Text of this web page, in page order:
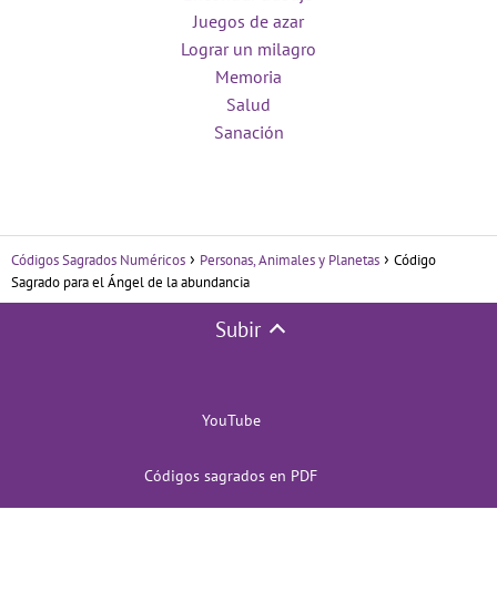
Juegos de azar
Lograr un milagro
Memoria
Salud
Sanación
Códigos Sagrados Numéricos Personas, Animales y Planetas
Código
Sagrado para el Ángel de la abundancia
Subir
YouTube
Códigos sagrados en PDF